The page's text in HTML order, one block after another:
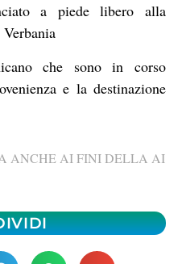
a piede libero alla
che sono in corso
e la destinazione
ANCHE AI FINI DELLA AI